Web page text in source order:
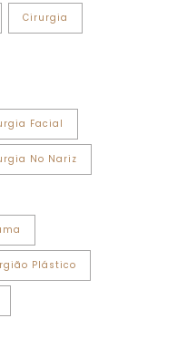
Cirurgia
Facial
No Nariz
Plástico